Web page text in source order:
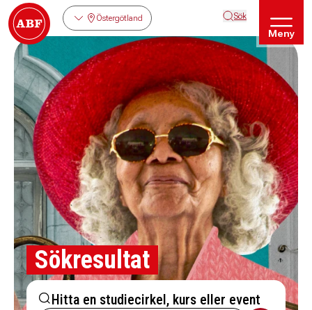
Östergötland Sök
Meny
Sökresultat
Hitta en studiecirkel, kurs eller event